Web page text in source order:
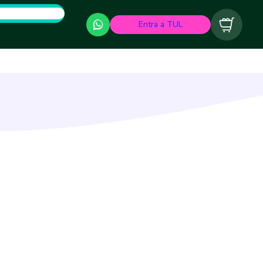
Entra a TUL Carrito